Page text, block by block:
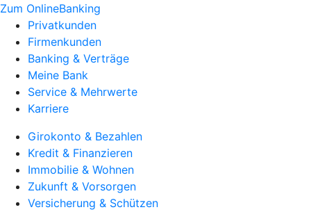
Zum OnlineBanking
Privatkunden
Firmenkunden
Banking & Verträge
Meine Bank
Service & Mehrwerte
Karriere
Girokonto & Bezahlen
Kredit & Finanzieren
Immobilie & Wohnen
Zukunft & Vorsorgen
Versicherung & Schützen